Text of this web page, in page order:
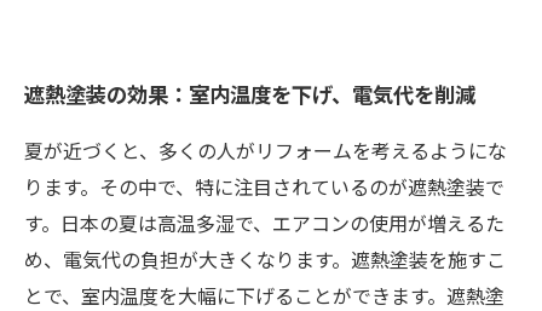
遮熱塗装の効果：室内温度を下げ、電気代を削減
夏が近づくと、多くの人がリフォームを考えるようにな
ります。その中で、特に注目されているのが遮熱塗装で
す。日本の夏は高温多湿で、エアコンの使用が増えるた
め、電気代の負担が大きくなります。遮熱塗装を施すこ
とで、室内温度を大幅に下げることができます。遮熱塗